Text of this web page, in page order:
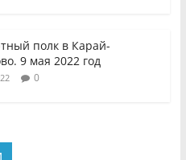
полк в Карай-
9 мая 2022 год
0